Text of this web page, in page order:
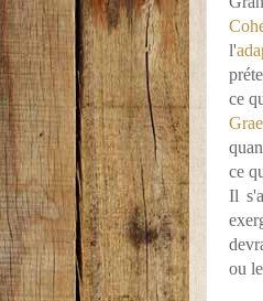
l'
ce
ce
Il
ou